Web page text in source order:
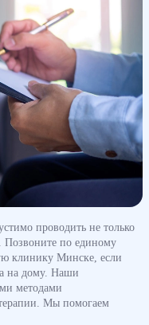
проводить не только
Позвоните по единому
клинику Минске, если
на дому. Наши
методами
Мы помогаем